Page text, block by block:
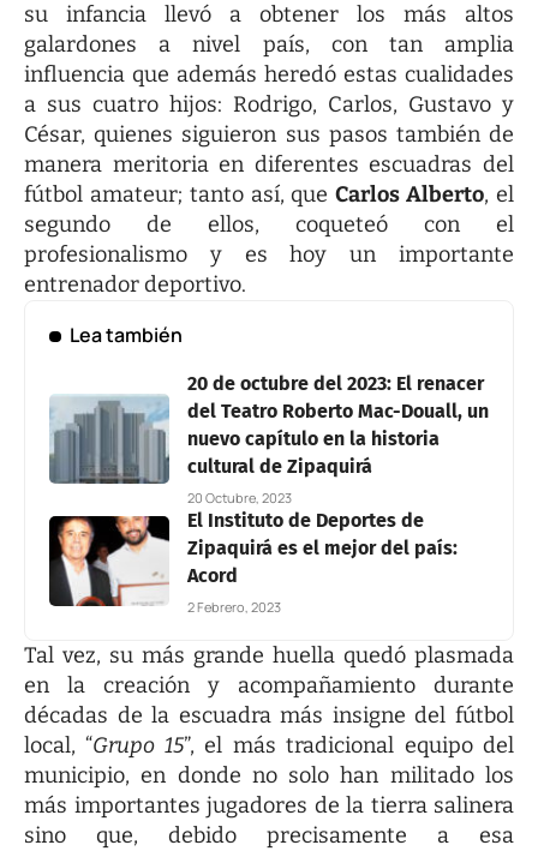
su infancia llevó a obtener los más altos
galardones a nivel país, con tan amplia
influencia que además heredó estas cualidades
a sus cuatro hijos: Rodrigo, Carlos, Gustavo y
César, quienes siguieron sus pasos también de
manera meritoria en diferentes escuadras del
fútbol amateur; tanto así, queCarlos Alberto, el
segundo de ellos, coqueteó con el
profesionalismo y es hoy un importante
entrenador deportivo.
Lea también
20 de octubre del 2023: El renacer
del Teatro Roberto Mac-Douall, un
nuevo capítulo en la historia
cultural de Zipaquirá
20 Octubre, 2023
El Instituto de Deportes de
Zipaquirá es el mejor del país:
Acord
2 Febrero, 2023
Tal vez, su más grande huella quedó plasmada
en la creación y acompañamiento durante
décadas de la escuadra más insigne del fútbol
local, “Grupo 15”, el más tradicional equipo del
municipio, en donde no solo han militado los
más importantes jugadores de la tierra salinera
sino que, debido precisamente a esa